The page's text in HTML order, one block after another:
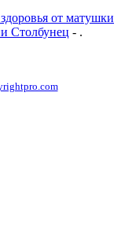
от матушки
Столбунец - .